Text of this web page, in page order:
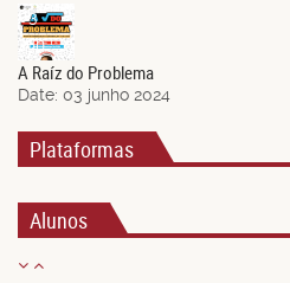
03
Jun.
A Raíz do Problema
Date: 03 junho 2024
Plataformas
Alunos